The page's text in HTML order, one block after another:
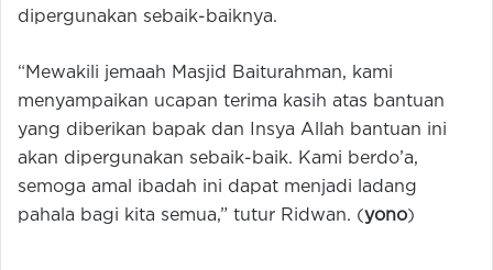
dipergunakan sebaik-baiknya.
“Mewakili jemaah Masjid Baiturahman, kami
menyampaikan ucapan terima kasih atas bantuan
yang diberikan bapak dan Insya Allah bantuan ini
akan dipergunakan sebaik-baik. Kami berdo’a,
semoga amal ibadah ini dapat menjadi ladang
pahala bagi kita semua,” tutur Ridwan. (yono)